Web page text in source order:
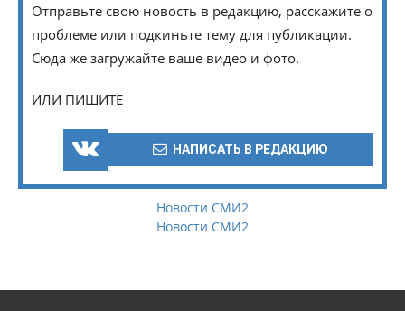
Отправьте свою новость в редакцию, расскажите о
проблеме или подкиньте тему для публикации.
Сюда же загружайте ваше видео и фото.
ИЛИ ПИШИТЕ
НАПИСАТЬ В РЕДАКЦИЮ
Новости СМИ2
Новости СМИ2